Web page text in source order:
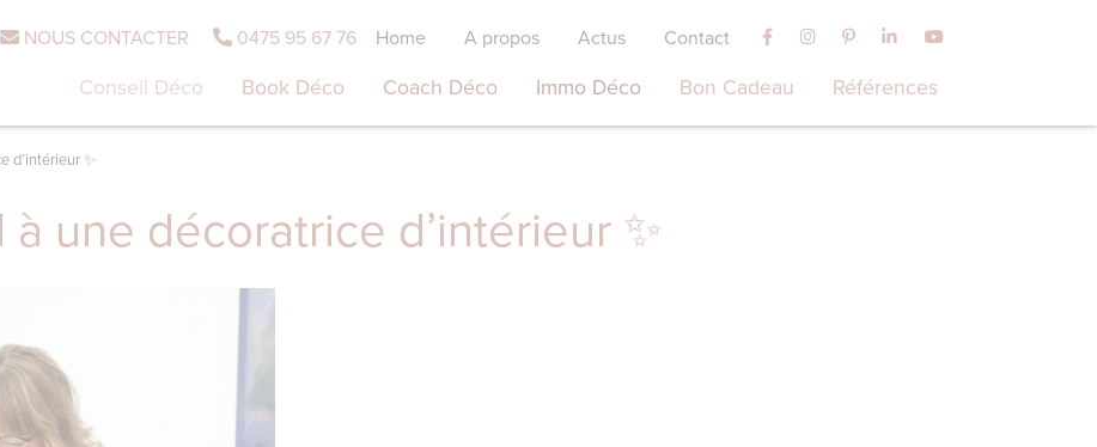
NOUS CONTACTER 0475 95 67 76
Conseil Déco Book Déco Coach Déco Immo Déco Bon Cadeau Références
Home A propos Actus Contact
d’intérieur ✨
une décoratrice d’intérieur ✨